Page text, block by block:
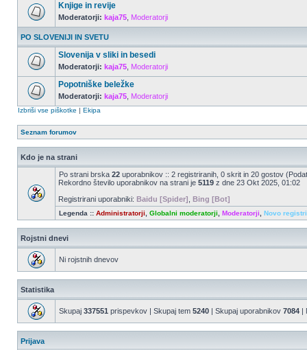
Knjige in revije
Moderatorji: kaja75 Moderatorji
PO SLOVENIJI IN SVETU
Slovenija v sliki in besedi
Moderatorji: kaja75 Moderatorji
Popotniške beležke
Moderatorji: kaja75 Moderatorji
Izbriši vse piškotke | Ekipa
Seznam forumov
Kdo je na strani
Po strani brska 22 uporabnikov :: 2 registriranih, 0 skrit in 20 gostov
Rekordno število uporabnikov na strani je 5119 z dne 23 Okt 2025, 01:02
Registrirani uporabniki: Baidu [Spider] Bing [Bot]
Legenda :: Administratorji Globalni moderatorji Moderatorji Novo
Rojstni dnevi
Ni rojstnih dnevov
Statistika
Skupaj 337551 prispevkov | Skupaj tem 5240 | Skupaj uporabnikov 7084 |
Prijava